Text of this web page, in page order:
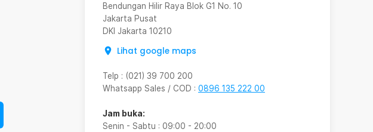
Bendungan Hilir Raya Blok G1 No. 10
Jakarta Pusat
DKI Jakarta 10210
Lihat google maps
Telp : (021) 39 700 200
Whatsapp Sales / COD : 0896 135 222 00
Jam buka:
Senin - Sabtu : 09:00 - 20:00